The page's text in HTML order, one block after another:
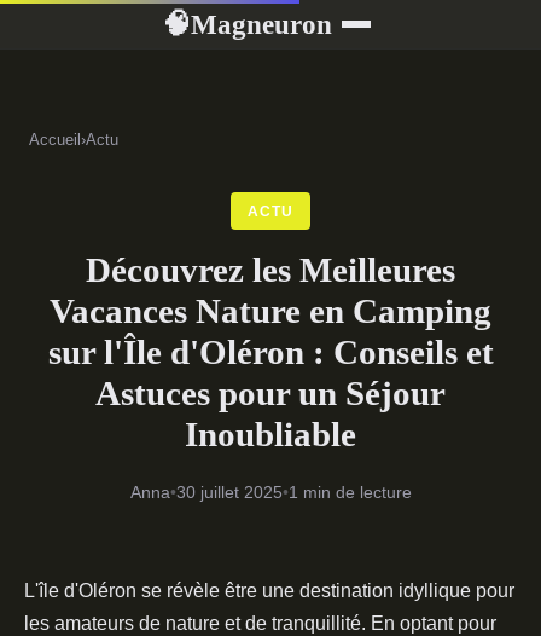
🧠Magneuron
Accueil ›Actu
ACTU
Découvrez les Meilleures
Vacances Nature en Camping
sur l'Île d'Oléron : Conseils et
Astuces pour un Séjour
Inoubliable
Anna•30 juillet 2025•1 min de lecture
L'île d'Oléron se révèle être une destination idyllique pour
les amateurs de nature et de tranquillité. En optant pour